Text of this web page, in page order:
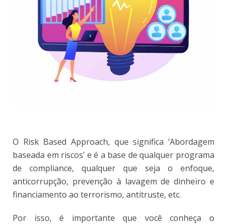
O Risk Based Approach, que significa ‘Abordagem
baseada em riscos’ e é a base de qualquer programa
de compliance, qualquer que seja o enfoque,
anticorrupção, prevenção à lavagem de dinheiro e
financiamento ao terrorismo, antitruste, etc.
Por isso, é importante que você conheça o